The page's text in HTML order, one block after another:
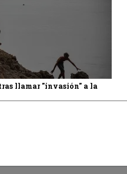
llamar "invasión" a la